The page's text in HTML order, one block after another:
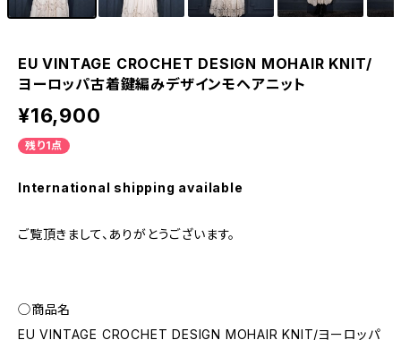
EU VINTAGE CROCHET DESIGN MOHAIR KNIT/
ヨーロッパ古着鍵編みデザインモヘアニット
¥16,900
残り1点
International shipping available
ご覧頂きまして、ありがとうございます。
◯商品名
EU VINTAGE CROCHET DESIGN MOHAIR KNIT/ヨーロッパ